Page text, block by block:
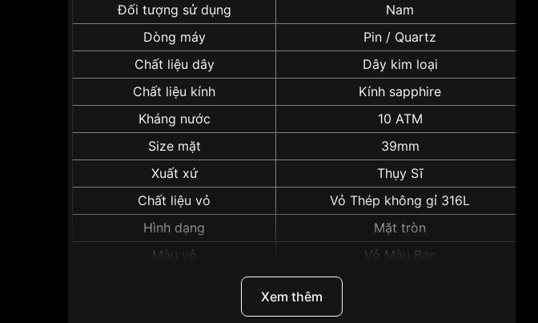
Đối tượng sử dụng
Nam
Dòng máy
Pin / Quartz
Chất liệu dây
Dây kim loại
Chất liệu kính
Kính sapphire
Kháng nước
10 ATM
Size mặt
39mm
Xuất xứ
Thụy Sĩ
Chất liệu vỏ
Vỏ Thép không gỉ 316L
Hình dạng
Mặt tròn
Màu vỏ
Vỏ Màu Bạc
Xem thêm